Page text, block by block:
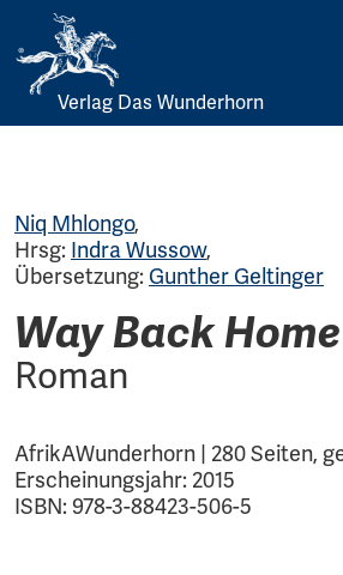
Skip
Verlag Das Wunderhorn
Niq Mhlongo,
Hrsg: Indra Wussow,
Übersetzung: Gunther Geltinger
Way Back Home
Roman
AfrikAWunderhorn | 280 Seiten,
Erscheinungsjahr: 2015
ISBN: 978-3-88423-506-5